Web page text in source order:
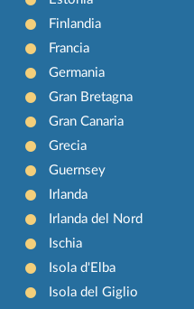
Finlandia
Francia
Germania
Gran Bretagna
Gran Canaria
Grecia
Guernsey
Irlanda
Irlanda del Nord
Ischia
Isola d'Elba
Isola del Giglio